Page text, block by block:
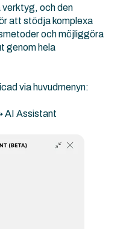
och den
att stödja komplexa
och möjliggöra
genom hela
via huvudmenyn:
AI Assistant